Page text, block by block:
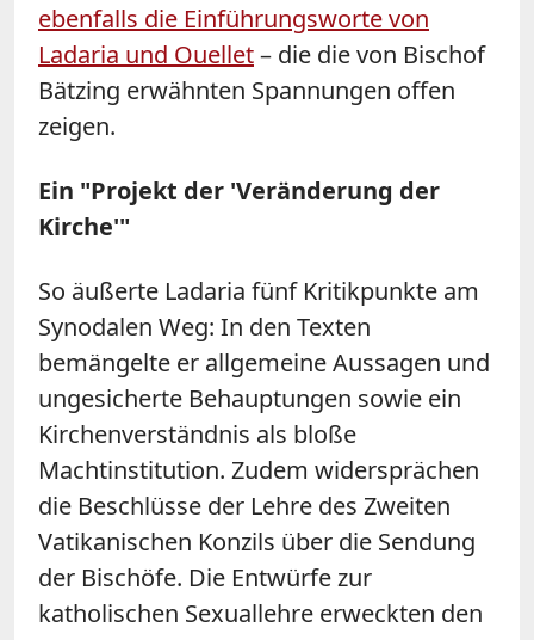
ebenfalls die Einführungsworte von
Ladaria und Ouellet– die die von Bischof
Bätzing erwähnten Spannungen offen
zeigen.
Ein "Projekt der 'Veränderung der
Kirche'"
So äußerte Ladaria fünf Kritikpunkte am
Synodalen Weg: In den Texten
bemängelte er allgemeine Aussagen und
ungesicherte Behauptungen sowie ein
Kirchenverständnis als bloße
Machtinstitution. Zudem widersprächen
die Beschlüsse der Lehre des Zweiten
Vatikanischen Konzils über die Sendung
der Bischöfe. Die Entwürfe zur
katholischen Sexuallehre erweckten den